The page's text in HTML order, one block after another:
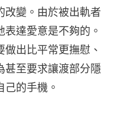
改變。由於被出軌者
達愛意是不夠的。
出比平常更撫慰、
甚至要求讓渡部分隱
的手機。